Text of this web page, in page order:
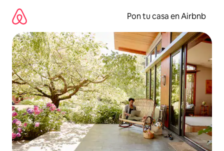
contenido
Pon tu casa en Airbnb